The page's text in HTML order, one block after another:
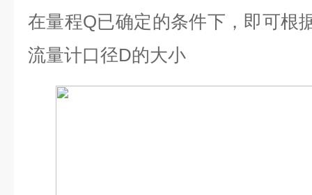
在量程Q已确定的条件下，即可根
流量计口径D的大小